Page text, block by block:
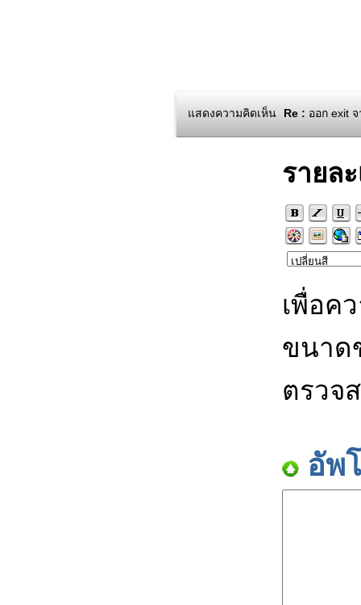
แสดงความคิดเห็น Re : ออก exit
รายล
เพื่อค
ขนาด
ตรวจ
อัพ